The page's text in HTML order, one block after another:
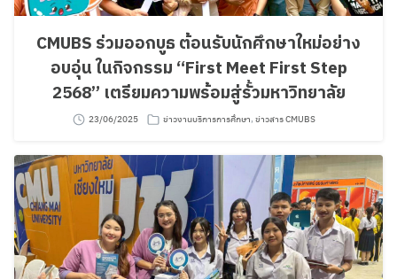
Search
Search
CMUBS ร่วมออกบูธ ต้อนรับนักศึกษาใหม่อย่าง
อบอุ่น ในกิจกรรม “First Meet First Step
2568” เตรียมความพร้อมสู่รั้วมหาวิทยาลัย
23/06/2025 ข่าวงานบริการการศึกษา, ข่าวสาร CMUBS